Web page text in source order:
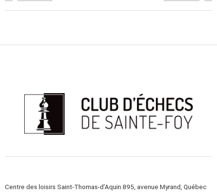
Centre des loisirs Saint-Thomas-d’Aquin 895, avenue Myrand, Québec